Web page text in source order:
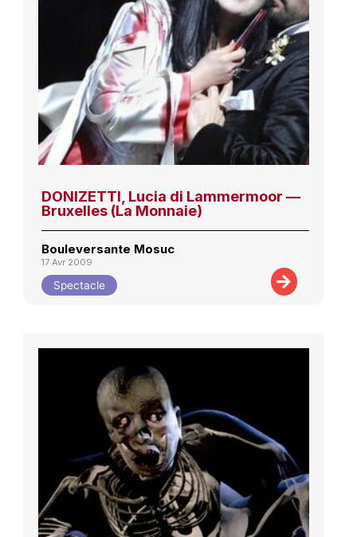
DONIZETTI, Lucia di Lammermoor —
Bruxelles (La Monnaie)
Bouleversante Mosuc
17 Avr 2009
Spectacle